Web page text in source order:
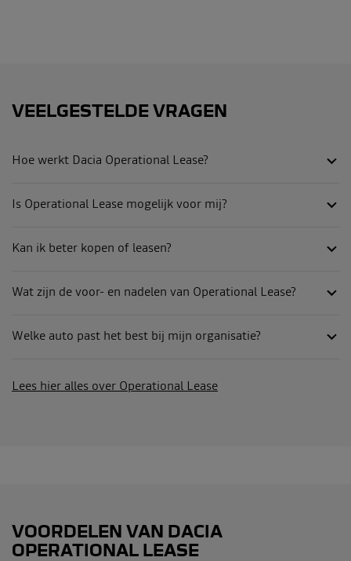
VEELGESTELDE VRAGEN
Hoe werkt Dacia Operational Lease?
Is Operational Lease mogelijk voor mij?
Kan ik beter kopen of leasen?
Wat zijn de voor- en nadelen van Operational Lease?
Welke auto past het best bij mijn organisatie?
Lees hier alles over Operational Lease
VOORDELEN VAN DACIA
OPERATIONAL LEASE